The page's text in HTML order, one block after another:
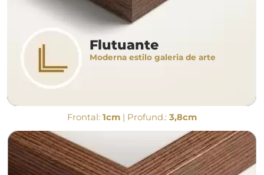
Flutuante
Moderna estilo galeria de arte
Frontal: 1cm | Profund.: 3,8cm